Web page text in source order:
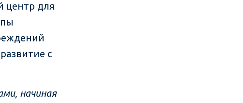
центр для
с
начиная